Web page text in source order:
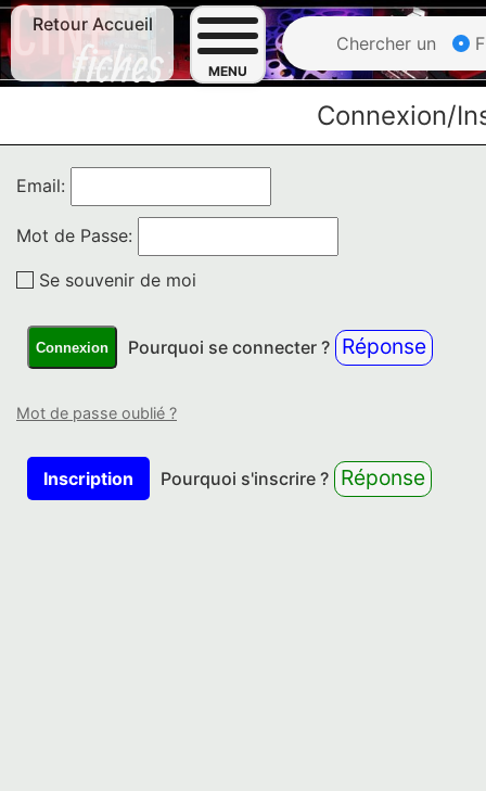
Retour Accueil
MENU
Chercher un
Connexion/
Email:
Mot de Passe:
Se souvenir de moi
Connexion Pourquoi se connecter ? Réponse
Mot de passe oublié ?
Inscription Pourquoi s'inscrire ? Réponse